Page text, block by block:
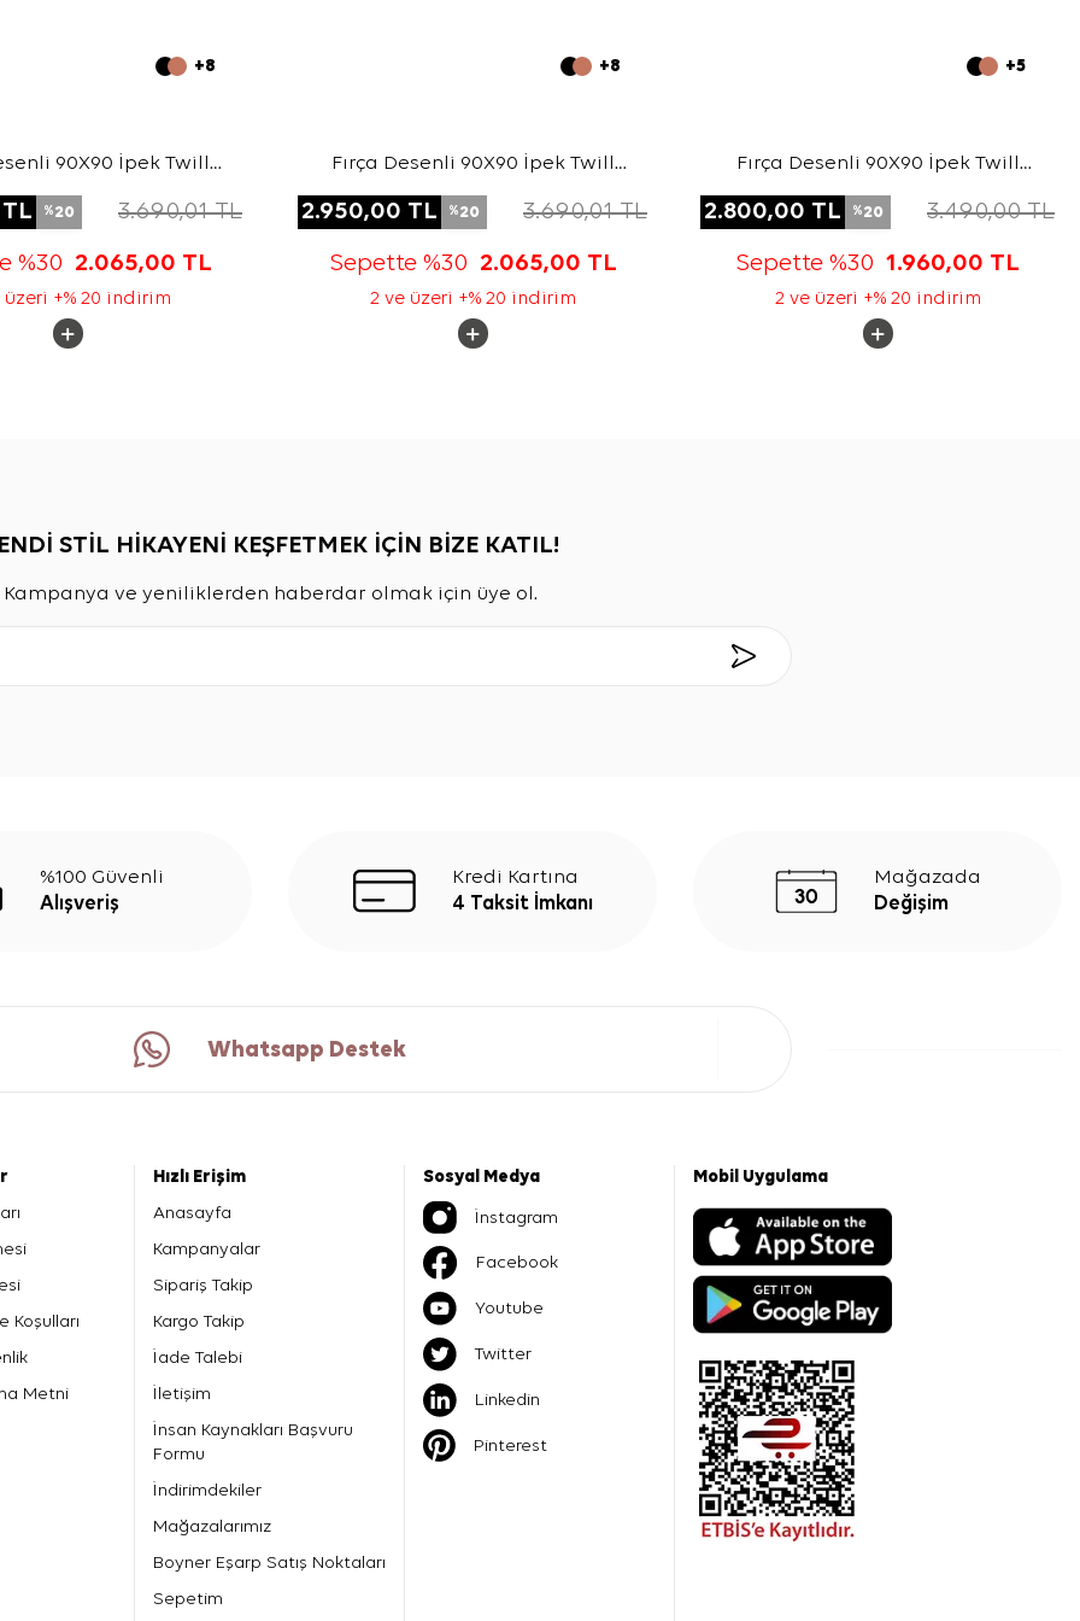
+8
90X90 İpek Twill
%20 3.690,01TL
%30 2.065,00 TL
üzeri +% 20 indirim
+8
Fırça Desenli 90X90 İpek Twill
2.950,00 TL %20 3.690,01TL
Sepette %30 2.065,00 TL
2 ve üzeri +% 20 indirim
+5
Fırça Desenli 90X90 İpek Twill
2.800,00 TL %20 3.490,00TL
Sepette %30 1.960,00 TL
2 ve üzeri +% 20 indirim
STİL HİKAYENİ KEŞFETMEK İÇİN BİZE KATIL!
Kampanya ve yeniliklerden haberdar olmak için üye ol.
%100 Güvenli
Alışveriş
Kredi Kartına
4 Taksit İmkanı
Mağazada
Değişim
Whatsapp Destek
Koşulları
Metni
Hızlı Erişim
Anasayfa
Kampanyalar
Sipariş Takip
Kargo Takip
İade Talebi
İletişim
İnsan Kaynakları Başvuru
Formu
İndirimdekiler
Mağazalarımız
Boyner Eşarp Satış Noktaları
Sepetim
Sosyal Medya
İnstagram
Facebook
Youtube
Twitter
Linkedin
Pinterest
Mobil Uygulama